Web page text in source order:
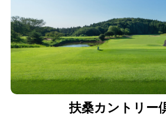
扶桑カントリー